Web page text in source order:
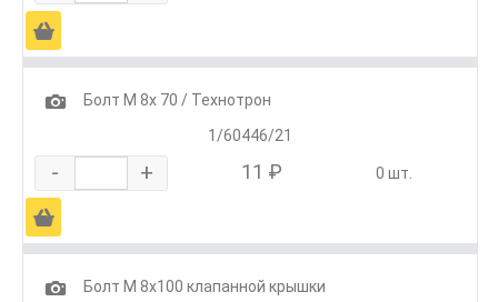
Ä
1
Болт М 8х 70 / Технотрон
1/60446/21
- + 11 ₽ 0 шт.
Ä
1
Болт М 8х100 клапанной крышки